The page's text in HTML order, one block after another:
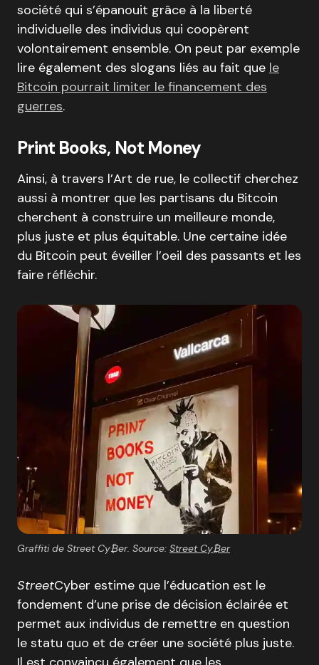
société qui s’épanouit grâce à la liberté
individuelle des individus qui coopèrent
volontairement ensemble. On peut par exemple
lire également des slogans liés au fait que le
Bitcoin pourrait limiter le financement des
guerres.
Print Books, Not Money
Ainsi, à travers l’Art de rue, le collectif cherchez
aussi à montrer que les partisans du Bitcoin
cherchent à construire un meilleure monde,
plus juste et plus équitable. Une certaine idée
du Bitcoin peut éveiller l’oeil des passants et les
faire réfléchir.
Graffiti de Street Cy₿er. Source: Street Cy₿er
StreetCyber estime que l’éducation est le
fondement d’une prise de décision éclairée et
permet aux individus de remettre en question
le statu quo et de créer une société plus juste.